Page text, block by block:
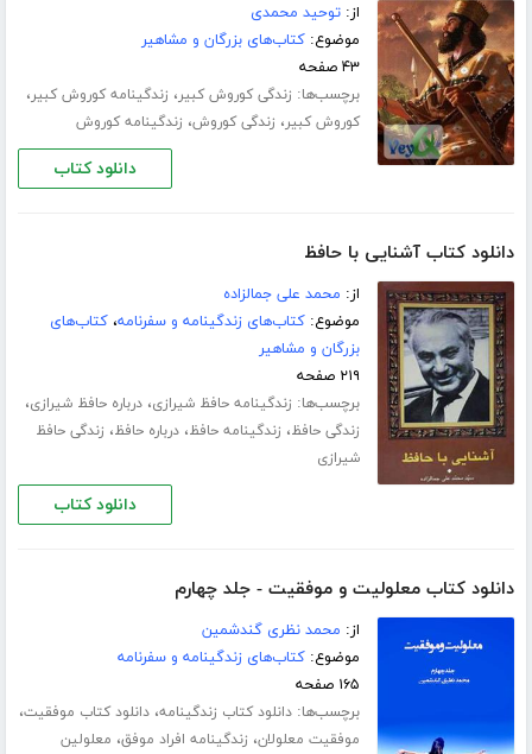
از:توحید محمدی
موضوع:کتاب‌های بزرگان و مشاهیر
۴۳ صفحه
برچسب‌ها: زندگی کوروش کبیر، زندگینامه کوروش کبیر،
کوروش کبیر، زندگی کوروش، زندگینامه کوروش
دانلود کتاب
دانلود کتاب آشنایی با حافظ
از: محمد علی جمالزاده
موضوع:کتاب‌های زندگینامه و سفرنامه،کتاب‌های
بزرگان و مشاهیر
۲۱۹ صفحه
برچسب‌ها: زندگینامه حافظ شیرازی،درباره حافظ شیرازی،
زندگی حافظ، زندگینامه حافظ،درباره حافظ، زندگی حافظ
شیرازی
دانلود کتاب
دانلود کتاب معلولیت و موفقیت - جلد چهارم
از: محمد نظری گندشمین
موضوع:کتاب‌های زندگینامه و سفرنامه
۱۶۵ صفحه
برچسب‌ها:دانلود کتاب زندگینامه،دانلود کتاب موفقیت،
موفقیت معلولان، زندگینامه افراد موفق، معلولین